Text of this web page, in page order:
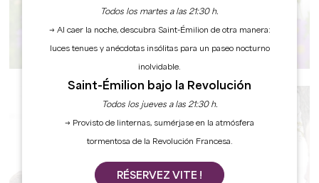
RESTAURANTS
Todos los martes a las 21:30 h.
→ Al caer la noche, descubra Saint-Émilion de otra manera:
luces tenues y anécdotas insólitas para un paseo nocturno
inolvidable.
Saint-Émilion bajo la Revolución
Todos los jueves a las 21:30 h.
→ Provisto de linternas, sumérjase en la atmósfera
tormentosa de la Revolución Francesa.
RÉSERVEZ VITE !